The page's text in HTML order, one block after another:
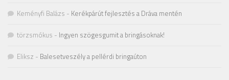
Keményfi Balázs - Kerékpárút fejlesztés a Dráva mentén
törzsmókus - Ingyen szögesgumit a bringásoknak!
Eliksz - Balesetveszély a pellérdi bringaúton